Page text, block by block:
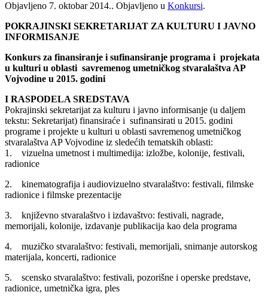
Objavljeno 7. oktobar 2014.. Objavljeno u Konkursi.
POKRAJINSKI SEKRETARIJAT ZA KULTURU I JAVNO
INFORMISANJE
Konkurs za finansiranje i sufinansiranje programa i projekata
u kulturi u oblasti savremenog umetničkog stvaralaštva AP
Vojvodine u 2015. godini
I RASPODELA SREDSTAVA
Pokrajinski sekretarijat za kulturu i javno informisanje (u daljem
tekstu: Sekretarijat) finansiraće i sufinansirati u 2015. godini
programe i projekte u kulturi u oblasti savremenog umetničkog
stvaralaštva AP Vojvodine iz sledećih tematskih oblasti:
1. vizuelna umetnost i multimedija: izložbe, kolonije, festivali,
radionice
2. kinematografija i audiovizuelno stvaralaštvo: festivali, filmske
radionice i filmske prezentacije
3. književno stvaralaštvo i izdavaštvo: festivali, nagrade,
memorijali, kolonije, izdavanje publikacija kao dela programa
4. muzičko stvaralaštvo: festivali, memorijali, snimanje autorskog
materijala, koncerti, radionice
5. scensko stvaralaštvo: festivali, pozorišne i operske predstave,
radionice, umetnička igra, ples